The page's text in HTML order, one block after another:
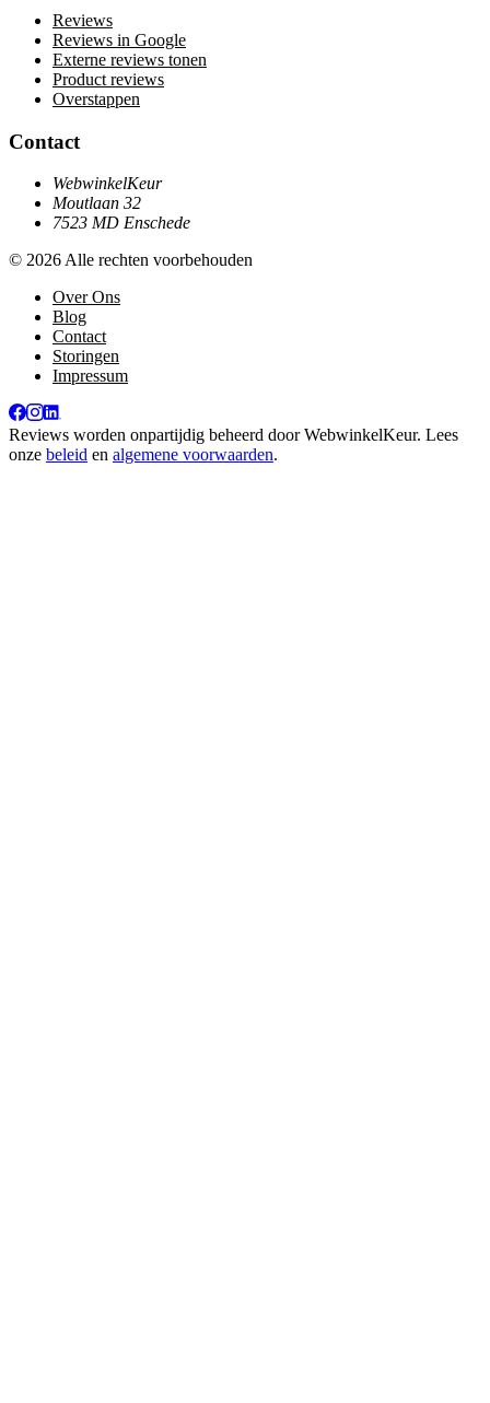
Reviews
Reviews in Google
Externe reviews tonen
Product reviews
Overstappen
Contact
WebwinkelKeur
Moutlaan 32
7523 MD Enschede
© 2026 Alle rechten voorbehouden
Over Ons
Blog
Contact
Storingen
Impressum
Reviews worden onpartijdig beheerd doorWebwinkelKeur. Lees
onze beleid en algemene voorwaarden.